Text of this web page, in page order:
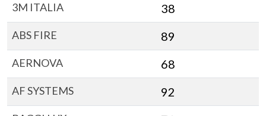
3M ITALIA
38
ABS FIRE 89
AERNOVA 68
AF SYSTEMS 92